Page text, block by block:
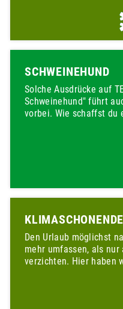
SCHWEINEHUND
Solche Ausdrücke auf
Schweinehund" führt
vorbei. Wie schaffst du
Den Urlaub möglichst
mehr umfassen, als
verzichten. Hier haben